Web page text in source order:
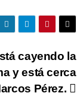
cayendo la
y está cerca
Pérez.